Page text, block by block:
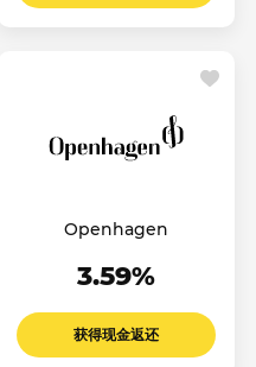
Openhagen
3.59%
获得现金返还